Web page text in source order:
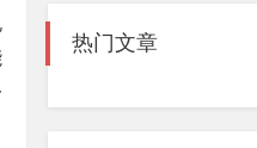
热门文章